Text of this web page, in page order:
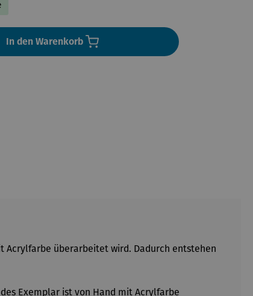
In den Warenkorb
Acrylfarbe überarbeitet wird. Dadurch entstehen
Exemplar ist von Hand mit Acrylfarbe